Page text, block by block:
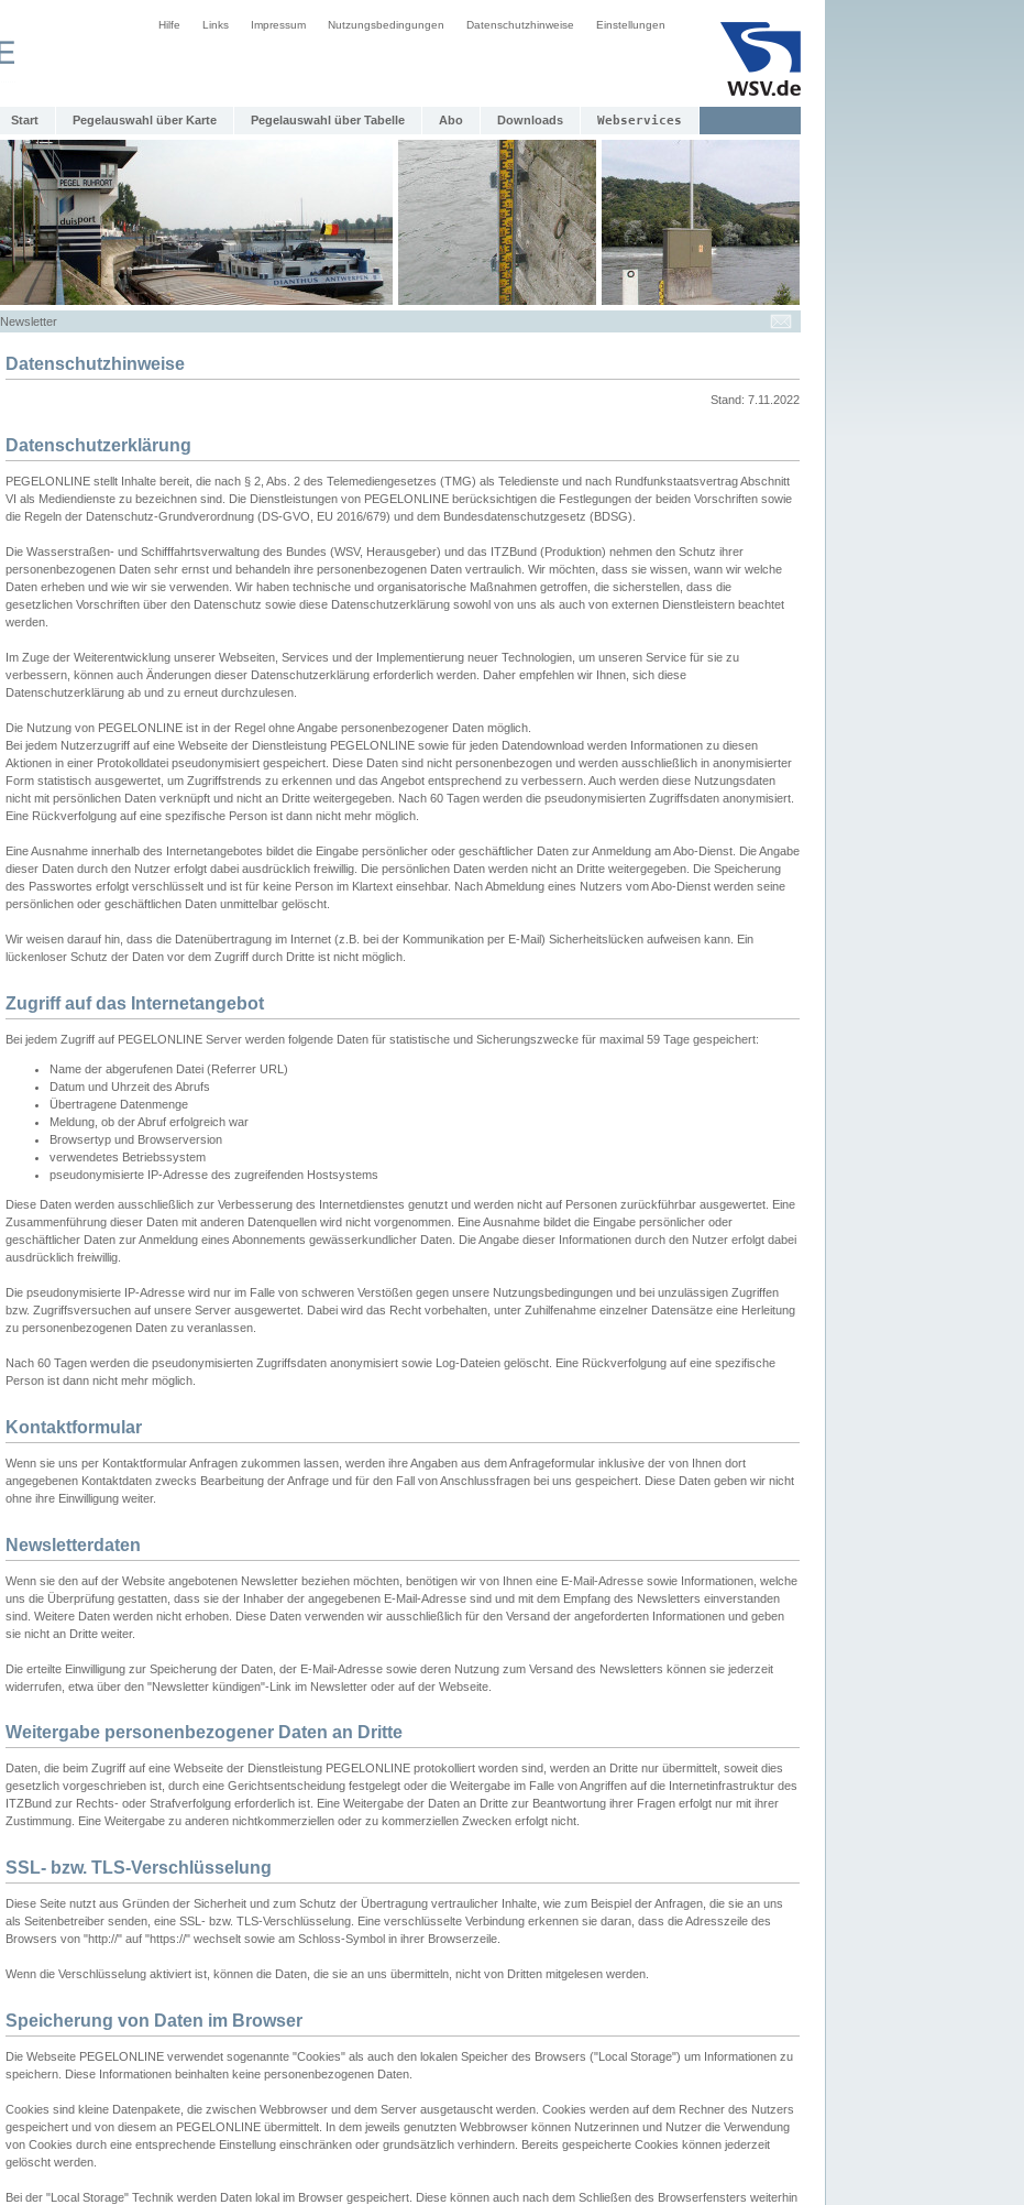
Hilfe Links Impressum Nutzungsbedingungen Datenschutzhinweise Einstellungen
Start Pegelauswahl über Karte Pegelauswahl über Tabelle Abo Downloads Webservices
Newsletter
Datenschutzhinweise
Stand: 7.11.2022
Datenschutzerklärung
PEGELONLINE stellt Inhalte bereit, die nach § 2, Abs. 2 des Telemediengesetzes (TMG) als Teledienste und nach Rundfunkstaatsvertrag Abschnitt
VI als Mediendienste zu bezeichnen sind. Die Dienstleistungen von PEGELONLINE berücksichtigen die Festlegungen der beiden Vorschriften sowie
die Regeln der Datenschutz-Grundverordnung (DS-GVO, EU 2016/679) und dem Bundesdatenschutzgesetz (BDSG).
Die Wasserstraßen- und Schifffahrtsverwaltung des Bundes (WSV, Herausgeber) und das ITZBund (Produktion) nehmen den Schutz ihrer
personenbezogenen Daten sehr ernst und behandeln ihre personenbezogenen Daten vertraulich. Wir möchten, dass sie wissen, wann wir welche
Daten erheben und wie wir sie verwenden. Wir haben technische und organisatorische Maßnahmen getroffen, die sicherstellen, dass die
gesetzlichen Vorschriften über den Datenschutz sowie diese Datenschutzerklärung sowohl von uns als auch von externen Dienstleistern beachtet
werden.
Im Zuge der Weiterentwicklung unserer Webseiten, Services und der Implementierung neuer Technologien, um unseren Service für sie zu
verbessern, können auch Änderungen dieser Datenschutzerklärung erforderlich werden. Daher empfehlen wir Ihnen, sich diese
Datenschutzerklärung ab und zu erneut durchzulesen.
Die Nutzung von PEGELONLINE ist in der Regel ohne Angabe personenbezogener Daten möglich.
Bei jedem Nutzerzugriff auf eine Webseite der Dienstleistung PEGELONLINE sowie für jeden Datendownload werden Informationen zu diesen
Aktionen in einer Protokolldatei pseudonymisiert gespeichert. Diese Daten sind nicht personenbezogen und werden ausschließlich in anonymisierter
Form statistisch ausgewertet, um Zugriffstrends zu erkennen und das Angebot entsprechend zu verbessern. Auch werden diese Nutzungsdaten
nicht mit persönlichen Daten verknüpft und nicht an Dritte weitergegeben. Nach 60 Tagen werden die pseudonymisierten Zugriffsdaten anonymisiert.
Eine Rückverfolgung auf eine spezifische Person ist dann nicht mehr möglich.
Eine Ausnahme innerhalb des Internetangebotes bildet die Eingabe persönlicher oder geschäftlicher Daten zur Anmeldung am Abo-Dienst. Die Angabe
dieser Daten durch den Nutzer erfolgt dabei ausdrücklich freiwillig. Die persönlichen Daten werden nicht an Dritte weitergegeben. Die Speicherung
des Passwortes erfolgt verschlüsselt und ist für keine Person im Klartext einsehbar. Nach Abmeldung eines Nutzers vom Abo-Dienst werden seine
persönlichen oder geschäftlichen Daten unmittelbar gelöscht.
Wir weisen darauf hin, dass die Datenübertragung im Internet (z.B. bei der Kommunikation per E-Mail) Sicherheitslücken aufweisen kann. Ein
lückenloser Schutz der Daten vor dem Zugriff durch Dritte ist nicht möglich.
Zugriff auf das Internetangebot
Bei jedem Zugriff auf PEGELONLINE Server werden folgende Daten für statistische und Sicherungszwecke für maximal 59 Tage gespeichert:
Name der abgerufenen Datei (Referrer URL)
Datum und Uhrzeit des Abrufs
Übertragene Datenmenge
Meldung, ob der Abruf erfolgreich war
Browsertyp und Browserversion
verwendetes Betriebssystem
pseudonymisierte IP-Adresse des zugreifenden Hostsystems
Diese Daten werden ausschließlich zur Verbesserung des Internetdienstes genutzt und werden nicht auf Personen zurückführbar ausgewertet. Eine
Zusammenführung dieser Daten mit anderen Datenquellen wird nicht vorgenommen. Eine Ausnahme bildet die Eingabe persönlicher oder
geschäftlicher Daten zur Anmeldung eines Abonnements gewässerkundlicher Daten. Die Angabe dieser Informationen durch den Nutzer erfolgt dabei
ausdrücklich freiwillig.
Die pseudonymisierte IP-Adresse wird nur im Falle von schweren Verstößen gegen unsere Nutzungsbedingungen und bei unzulässigen Zugriffen
bzw. Zugriffsversuchen auf unsere Server ausgewertet. Dabei wird das Recht vorbehalten, unter Zuhilfenahme einzelner Datensätze eine Herleitung
zu personenbezogenen Daten zu veranlassen.
Nach 60 Tagen werden die pseudonymisierten Zugriffsdaten anonymisiert sowie Log-Dateien gelöscht. Eine Rückverfolgung auf eine spezifische
Person ist dann nicht mehr möglich.
Kontaktformular
Wenn sie uns per Kontaktformular Anfragen zukommen lassen, werden ihre Angaben aus dem Anfrageformular inklusive der von Ihnen dort
angegebenen Kontaktdaten zwecks Bearbeitung der Anfrage und für den Fall von Anschlussfragen bei uns gespeichert. Diese Daten geben wir nicht
ohne ihre Einwilligung weiter.
Newsletterdaten
Wenn sie den auf der Website angebotenen Newsletter beziehen möchten, benötigen wir von Ihnen eine E-Mail-Adresse sowie Informationen, welche
uns die Überprüfung gestatten, dass sie der Inhaber der angegebenen E-Mail-Adresse sind und mit dem Empfang des Newsletters einverstanden
sind. Weitere Daten werden nicht erhoben. Diese Daten verwenden wir ausschließlich für den Versand der angeforderten Informationen und geben
sie nicht an Dritte weiter.
Die erteilte Einwilligung zur Speicherung der Daten, der E-Mail-Adresse sowie deren Nutzung zum Versand des Newsletters können sie jederzeit
widerrufen, etwa über den "Newsletter kündigen"-Link im Newsletter oder auf der Webseite.
Weitergabe personenbezogener Daten an Dritte
Daten, die beim Zugriff auf eine Webseite der Dienstleistung PEGELONLINE protokolliert worden sind, werden an Dritte nur übermittelt, soweit dies
gesetzlich vorgeschrieben ist, durch eine Gerichtsentscheidung festgelegt oder die Weitergabe im Falle von Angriffen auf die Internetinfrastruktur des
ITZBund zur Rechts- oder Strafverfolgung erforderlich ist. Eine Weitergabe der Daten an Dritte zur Beantwortung ihrer Fragen erfolgt nur mit ihrer
Zustimmung. Eine Weitergabe zu anderen nichtkommerziellen oder zu kommerziellen Zwecken erfolgt nicht.
SSL- bzw. TLS-Verschlüsselung
Diese Seite nutzt aus Gründen der Sicherheit und zum Schutz der Übertragung vertraulicher Inhalte, wie zum Beispiel der Anfragen, die sie an uns
als Seitenbetreiber senden, eine SSL- bzw. TLS-Verschlüsselung. Eine verschlüsselte Verbindung erkennen sie daran, dass die Adresszeile des
Browsers von "http://" auf "https://" wechselt sowie am Schloss-Symbol in ihrer Browserzeile.
Wenn die Verschlüsselung aktiviert ist, können die Daten, die sie an uns übermitteln, nicht von Dritten mitgelesen werden.
Speicherung von Daten im Browser
Die Webseite PEGELONLINE verwendet sogenannte "Cookies" als auch den lokalen Speicher des Browsers ("Local Storage") um Informationen zu
speichern. Diese Informationen beinhalten keine personenbezogenen Daten.
Cookies sind kleine Datenpakete, die zwischen Webbrowser und dem Server ausgetauscht werden. Cookies werden auf dem Rechner des Nutzers
gespeichert und von diesem an PEGELONLINE übermittelt. In dem jeweils genutzten Webbrowser können Nutzerinnen und Nutzer die Verwendung
von Cookies durch eine entsprechende Einstellung einschränken oder grundsätzlich verhindern. Bereits gespeicherte Cookies können jederzeit
gelöscht werden.
Bei der "Local Storage" Technik werden Daten lokal im Browser gespeichert. Diese können auch nach dem Schließen des Browserfensters weiterhin